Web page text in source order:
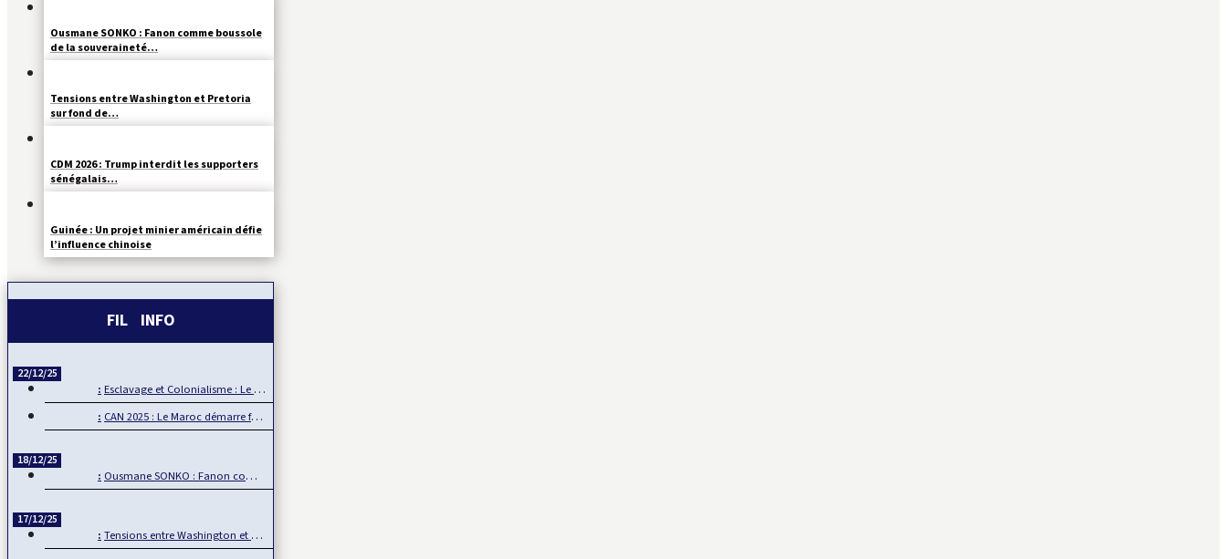
Ousmane SONKO : Fanon comme boussole
de la souveraineté…
Tensions entre Washington et Pretoria
sur fond de…
CDM 2026 : Trump interdit les supporters
sénégalais…
Guinée : Un projet minier américain défie
l’influence chinoise
FIL INFO
22/12/25
Esclavage et Colonialisme : Le Ghana, porte-voix pour…
CAN 2025 : Le Maroc démarre fort sa CAN
18/12/25
Ousmane SONKO : Fanon comme boussole de la souveraineté…
17/12/25
Tensions entre Washington et Pretoria sur fond de…